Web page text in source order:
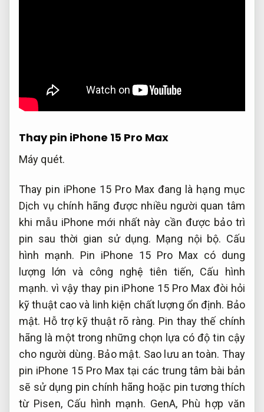
Thay pin iPhone 15 Pro Max
Máy quét.
Thay pin iPhone 15 Pro Max đang là hạng mục
Dịch vụ chính hãng được nhiều người quan tâm
khi mẫu iPhone mới nhất này cần được bảo trì
pin sau thời gian sử dụng. Mạng nội bộ. Cấu
hình mạnh. Pin iPhone 15 Pro Max có dung
lượng lớn và công nghệ tiên tiến, Cấu hình
mạnh. vì vậy thay pin iPhone 15 Pro Max đòi hỏi
kỹ thuật cao và linh kiện chất lượng ổn định. Bảo
mật. Hỗ trợ kỹ thuật rõ ràng. Pin thay thế chính
hãng là một trong những chọn lựa có độ tin cậy
cho người dùng. Bảo mật. Sao lưu an toàn. Thay
pin iPhone 15 Pro Max tại các trung tâm bài bản
sẽ sử dụng pin chính hãng hoặc pin tương thích
từ Pisen, Cấu hình mạnh. GenA, Phù hợp văn